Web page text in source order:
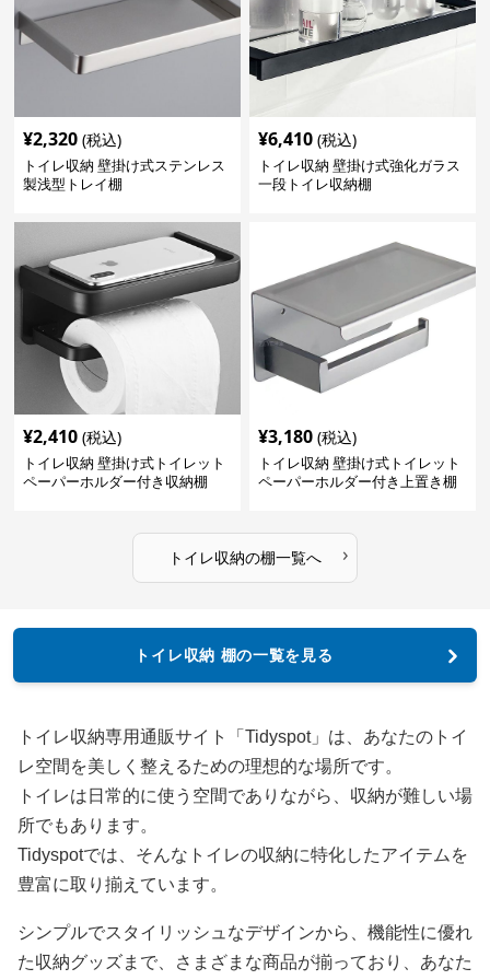
¥2,320 (税込)
トイレ収納 壁掛け式ステンレス
製浅型トレイ棚
¥6,410 (税込)
トイレ収納 壁掛け式強化ガラス
一段トイレ収納棚
¥2,410 (税込)
トイレ収納 壁掛け式トイレット
ペーパーホルダー付き収納棚
¥3,180 (税込)
トイレ収納 壁掛け式トイレット
ペーパーホルダー付き上置き棚
トイレ収納の棚一覧へ ›
トイレ収納 棚の一覧を見る
トイレ収納専用通販サイト「Tidyspot」は、あなたのトイ
レ空間を美しく整えるための理想的な場所です。
トイレは日常的に使う空間でありながら、収納が難しい場
所でもあります。
Tidyspotでは、そんなトイレの収納に特化したアイテムを
豊富に取り揃えています。
シンプルでスタイリッシュなデザインから、機能性に優れ
た収納グッズまで、さまざまな商品が揃っており、あなた